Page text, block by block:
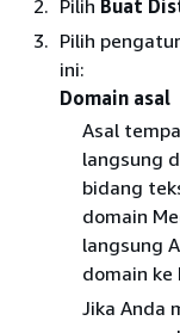
Pilih Buat
Pilih
ini:
Domain asal
Asal
langsung
bidang
domain
langsung
domain ke
Jika Anda